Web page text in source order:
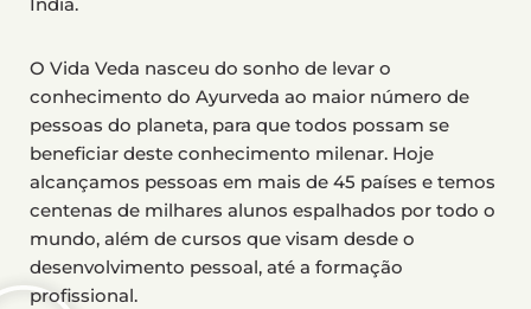
Índia.
O Vida Veda nasceu do sonho de levar o
conhecimento do Ayurveda ao maior número de
pessoas do planeta, para que todos possam se
beneficiar deste conhecimento milenar. Hoje
alcançamos pessoas em mais de 45 países e temos
centenas de milhares alunos espalhados por todo o
mundo, além de cursos que visam desde o
desenvolvimento pessoal, até a formação
profissional.